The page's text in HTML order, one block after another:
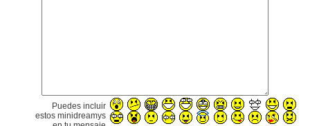
Puedes incluir
estos minidreamys